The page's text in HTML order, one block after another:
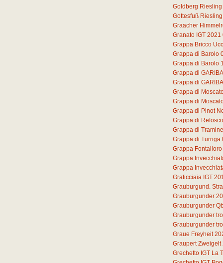
Goldberg Riesling
Gottesfuß
Graacher
Granato IGT 2021
Grappa Bricco
Grappa di Barolo
Grappa di Barolo
Grappa di
Grappa di
Grappa di
Grappa di
Grappa di Pinot
Grappa di Refosco
Grappa di
Grappa di Turriga
Grappa
Grappa
Grappa
Graticciaia IGT
Grauburgund.
Grauburgunder
Grauburgunder
Grauburgunder
Grauburgunder
Graue Freyheit
Graupert Zweigelt
Grechetto IGT La